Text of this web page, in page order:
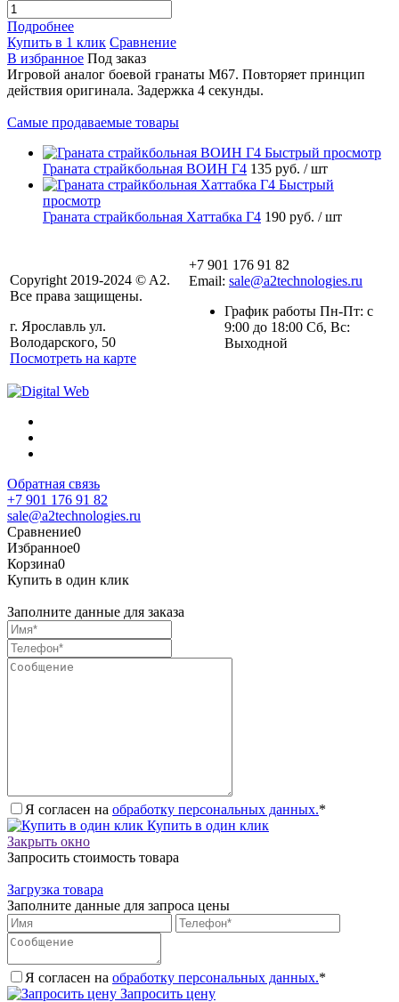
Подробнее
Купить в 1 клик Сравнение
В избранное Под заказ
Игровой аналог боевой гранаты М67. Повторяет принцип
действия оригинала. Задержка 4 секунды.
Самые продаваемые товары
Быстрый просмотр
Граната страйкбольная ВОИН Г4 135 руб. / шт
Быстрый
просмотр
Граната страйкбольная Хаттабка Г4 190 руб. / шт
Copyright 2019-2024 © A2.
Все права защищены.
г. Ярославль ул.
Володарского, 50
Посмотреть на карте
+7 901 176 91 82
Email: sale@a2technologies.ru
График работы Пн-Пт: с
9:00 до 18:00 Сб, Вс:
Выходной
Обратная связь
+7 901 176 91 82
sale@a2technologies.ru
Сравнение0
Избранное0
Корзина0
Купить в один клик
Заполните данные для заказа
Я согласен на обработку персональных данных.*
Купить в один клик
Закрыть окно
Запросить стоимость товара
Загрузка товара
Заполните данные для запроса цены
Я согласен на обработку персональных данных.*
Запросить цену